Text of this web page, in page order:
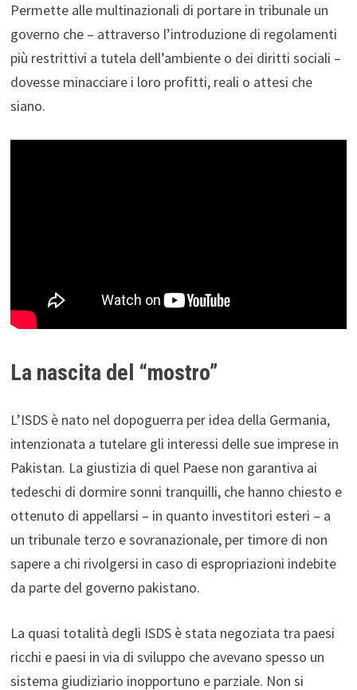
Permette alle multinazionali di portare in tribunale un
governo che – attraverso l’introduzione di regolamenti
più restrittivi a tutela dell’ambiente o dei diritti sociali –
dovesse minacciare i loro profitti, reali o attesi che
siano.
La nascita del “mostro”
L’ISDS è nato nel dopoguerra per idea della Germania,
intenzionata a tutelare gli interessi delle sue imprese in
Pakistan. La giustizia di quel Paese non garantiva ai
tedeschi di dormire sonni tranquilli, che hanno chiesto e
ottenuto di appellarsi – in quanto investitori esteri – a
un tribunale terzo e sovranazionale, per timore di non
sapere a chi rivolgersi in caso di espropriazioni indebite
da parte del governo pakistano.
La quasi totalità degli ISDS è stata negoziata tra paesi
ricchi e paesi in via di sviluppo che avevano spesso un
sistema giudiziario inopportuno e parziale. Non si